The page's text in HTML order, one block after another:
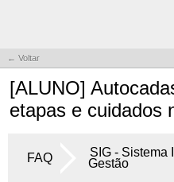
← Voltar
[ALUNO]
etapas e cuidados
FAQ
SIG - Sistema
Gestão